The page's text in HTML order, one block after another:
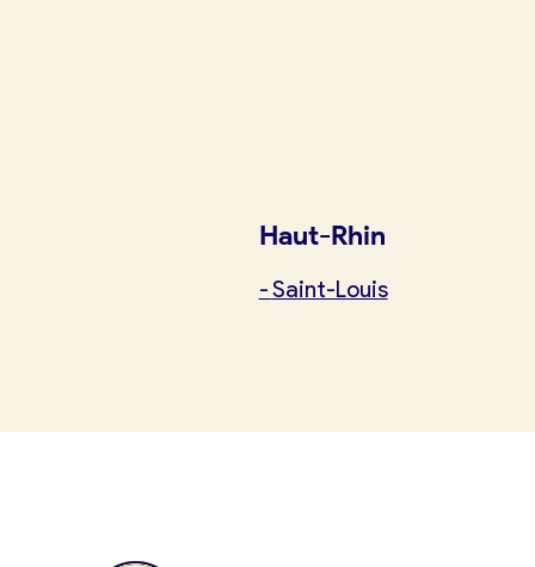
Offres d’emploi
Haut-Rhin
-Saint-Louis